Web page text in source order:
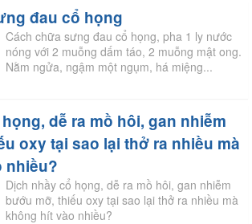
đau cổ họng
Cách chữa sưng đau cổ họng, pha 1 ly nước
nóng với 2 muỗng dấm táo, 2 muỗng mật ong.
Nằm ngửa, ngậm một ngụm, há miệng...
dễ ra mồ hôi, gan nhiễm
oxy tại sao lại thở ra nhiều mà
nhiều?
Dịch nhầy cổ họng, dễ ra mồ hôi, gan nhiễm
bướu mỡ, thiếu oxy tại sao lại thở ra nhiều mà
không hít vào nhiều?